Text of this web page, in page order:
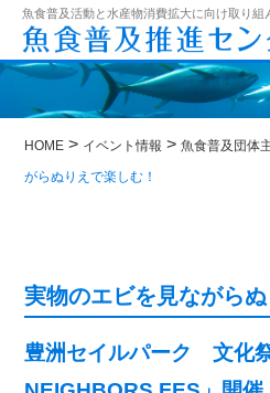
魚食普及活動と水産物消費拡大に向け取り組
HOME > イベント情報 >魚食普及団体
がらぬりえで楽しむ！
実物のエビを見ながらぬ
豊洲セイルパーク 文化